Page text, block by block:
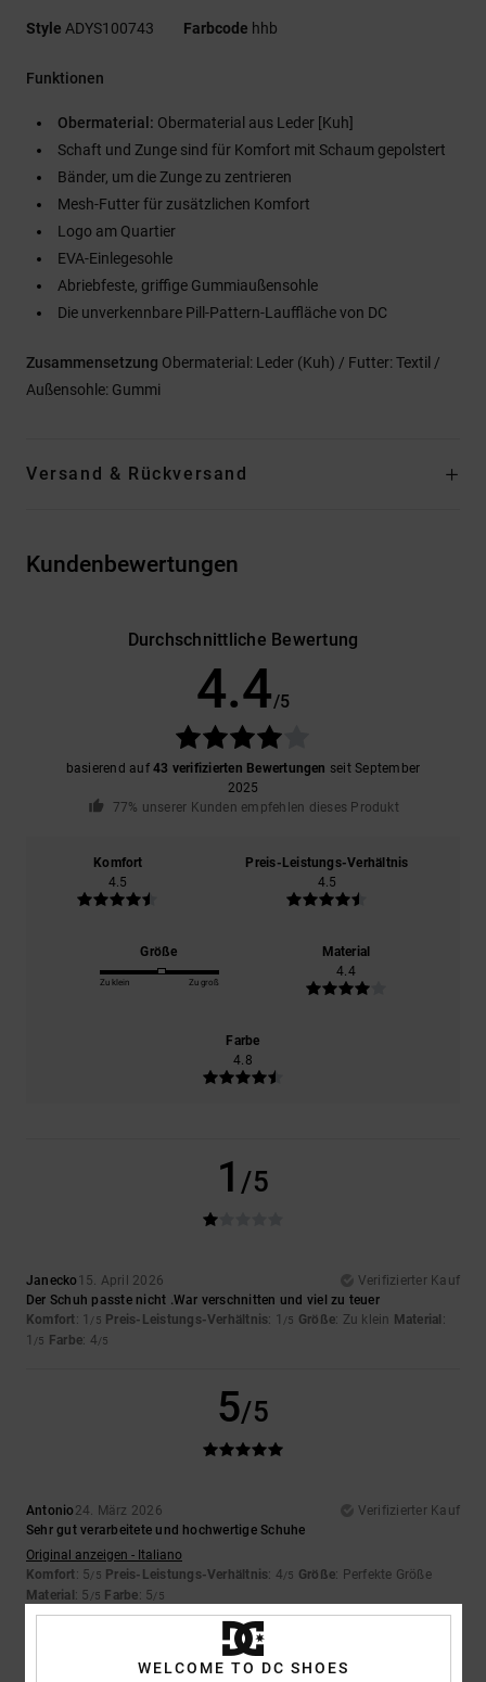
Style ADYS100743 Farbcode hhb
Funktionen
Obermaterial: Obermaterial aus Leder [Kuh]
Schaft und Zunge sind für Komfort mit Schaum gepolstert
Bänder, um die Zunge zu zentrieren
Mesh-Futter für zusätzlichen Komfort
Logo am Quartier
EVA-Einlegesohle
Abriebfeste, griffige Gummiaußensohle
Die unverkennbare Pill-Pattern-Lauffläche von DC
Zusammensetzung Obermaterial: Leder (Kuh) / Futter: Textil /
Außensohle: Gummi
Versand & Rückversand
Kundenbewertungen
Durchschnittliche Bewertung
4.4/5
basierend auf43 verifizierten Bewertungen seit September
2025
77% unserer Kunden empfehlen dieses Produkt
Komfort
4.5
Preis-Leistungs-Verhältnis
4.5
Größe
Zu klein Zu groß
Material
4.4
Farbe
4.8
1 /5
Janecko15. April 2026
Verifizierter Kauf
Der Schuh passte nicht .War verschnitten und viel zu teuer
Komfort: 1 /5 Preis-Leistungs-Verhältnis: 1 /5 Größe: Zu klein Material :
1 /5 Farbe: 4/5
5/5
Antonio24. März 2026
Verifizierter Kauf
Sehr gut verarbeitete und hochwertige Schuhe
Original anzeigen - Italiano
Komfort: 5/5 Preis-Leistungs-Verhältnis: 4/5 Größe: Perfekte Größe
Material : 5 /5 Farbe: 5/5
Ich empfehle dieses Produkt
WELCOME TO DC SHOES